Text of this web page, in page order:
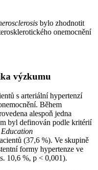
bylo zhodnotit
onemocnění
výzkumu
s arteriální hypertenzí
Během
alespoň jedna
byl definován podle kritérií
(37,6 %). Ve skupině
formy hypertenze ve
10,6 %, p < 0,001).